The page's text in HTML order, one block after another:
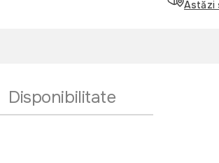
Astăzi
Disponibilitate